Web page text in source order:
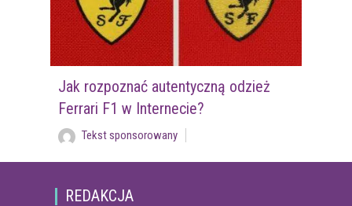
Jak rozpoznać autentyczną odzież
Ferrari F1 w Internecie?
Tekst sponsorowany
REDAKCJA